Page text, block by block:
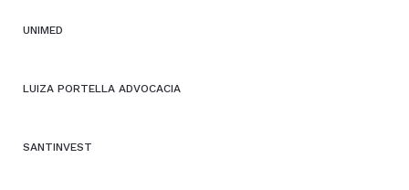
UNIMED
LUIZA PORTELLA ADVOCACIA
SANTINVEST